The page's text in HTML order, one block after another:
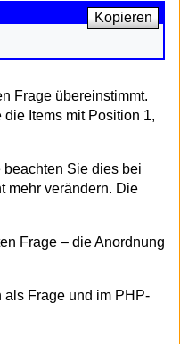
Kopieren
Frage übereinstimmt.
Items mit Position 1,
beachten Sie dies bei
mehr verändern. Die
Frage – die Anordnung
Frage und im PHP-